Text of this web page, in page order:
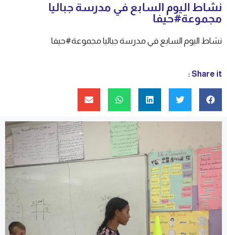
نشاط اليوم السابع في مدرسة جباليا
مجموعة#حيفا
نشاط اليوم السابع في مدرسة جباليا مجموعة#حيفا
Share it :